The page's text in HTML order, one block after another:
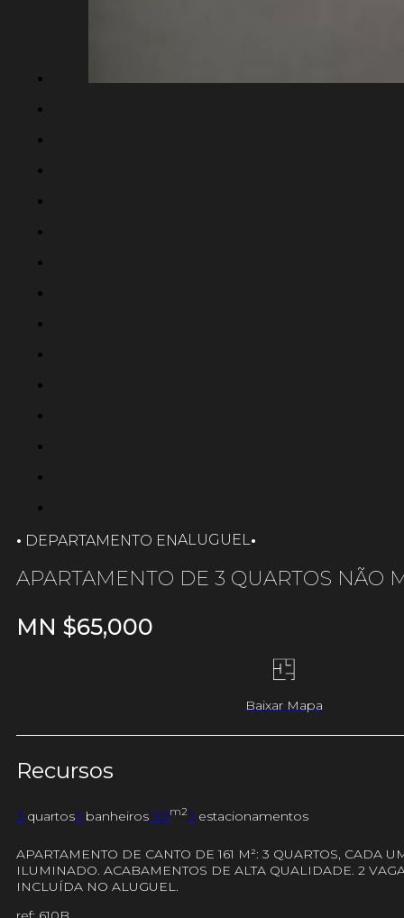
· DEPARTAMENTO ENALUGUEL·
APARTAMENTO DE 3 QUARTOS NÃO
MN $65,000
Baixar Mapa
Recursos
3 quartos3 banheiros160m23 estacionamentos
APARTAMENTO DE CANTO DE 161 M²: 3 QUARTOS,
ILUMINADO. ACABAMENTOS DE ALTA QUALIDADE. 2
INCLUÍDA NO ALUGUEL.